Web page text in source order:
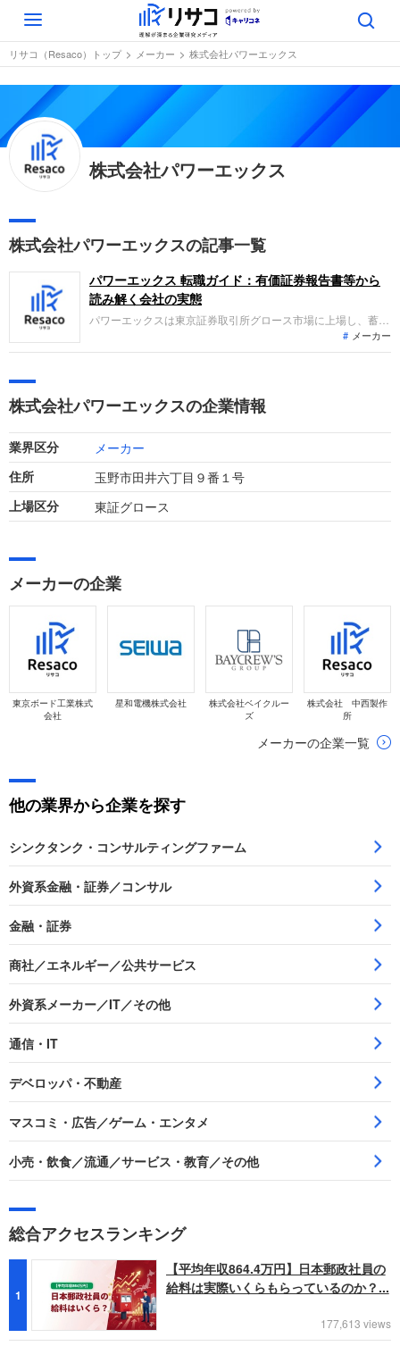
Toggle
navigation
リサコ（Resaco）トップ メーカー 株式会社パワーエックス
株式会社パワーエックス
株式会社パワーエックスの記事一覧
パワーエックス 転職ガイド：有価証券報告書等から
読み解く会社の実態
パワーエックスは東京証券取引所グロース市場に上場し、蓄電
型発電所の開発・製造から系統用蓄電所の企画・運用まで一貫
して手がけるエネルギー企業です。直近の業績は、定置用蓄電
が進むトレンドにあります。
メーカー
株式会社パワーエックスの企業情報
業界区分 メーカー
住所 玉野市田井六丁目９番１号
上場区分 東証グロース
メーカーの企業
東京ボード工業株式
会社
星和電機株式会社
株式会社ベイクルー
ズ
株式会社 中西製作
所
メーカーの企業一覧
他の業界から企業を探す
シンクタンク・コンサルティングファーム
外資系金融・証券／コンサル
金融・証券
商社／エネルギー／公共サービス
外資系メーカー／IT／その他
通信・IT
デベロッパ・不動産
マスコミ・広告／ゲーム・エンタメ
小売・飲食／流通／サービス・教育／その他
総合アクセスランキング
1
【平均年収864.4万円】日本郵政社員の
給料は実際いくらもらっているのか？...
177,613 views